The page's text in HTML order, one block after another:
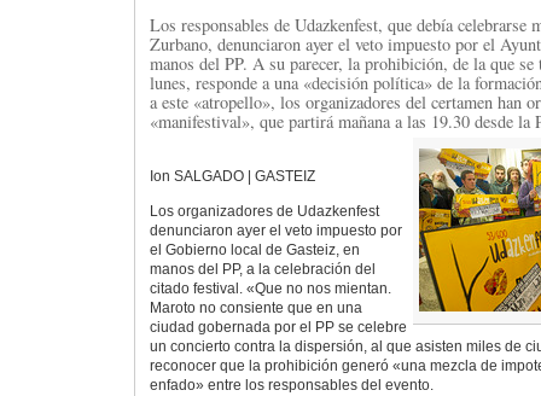
Los responsables de Udazkenfest, que debía celebrarse
Zurbano, denunciaron ayer el veto impuesto por el
manos del PP. A su parecer, la prohibición, de la que se
lunes, responde a una «decisión política» de la
a este «atropello», los organizadores del certamen han
«manifestival», que partirá mañana a las 19.30 desde la
Ion SALGADO | GASTEIZ
Los organizadores de Udazkenfest
denunciaron ayer el veto impuesto por
el Gobierno local de Gasteiz, en
manos del PP, a la celebración del
citado festival. «Que no nos mientan.
Maroto no consiente que en una
ciudad gobernada por el PP se celebre
un concierto contra la dispersión, al que asisten miles de
reconocer que la prohibición generó «una mezcla de
enfado» entre los responsables del evento.